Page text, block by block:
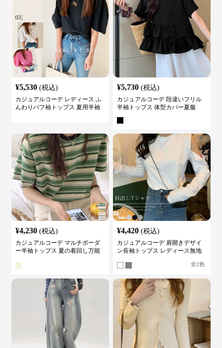
¥5,530 (税込)
カジュアルコーデ レディース ふ
んわりパフ袖トップス 夏用半袖
¥5,730 (税込)
カジュアルコーデ 段違いフリル
半袖トップス 体型カバー夏服
¥4,230 (税込)
カジュアルコーデ マルチボーダ
ー半袖トップス 夏の着回し万能
¥4,420 (税込)
カジュアルコーデ 肩開きデザイ
ン長袖トップス レディース無地
全2色